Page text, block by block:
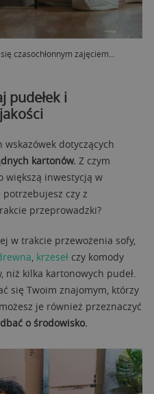
czasochłonnym zajęciem...
pudełek i
dotyczących
kartonów. Z czym
większą inwestycją w
czy z
przeprowadzki?
w trakcie przewożenia sofy,
, krzeseł czy komody
niż kilka kartonowych pudeł.
się Twoim znajomym, którzy
je również przeznaczyć
o środowisko.